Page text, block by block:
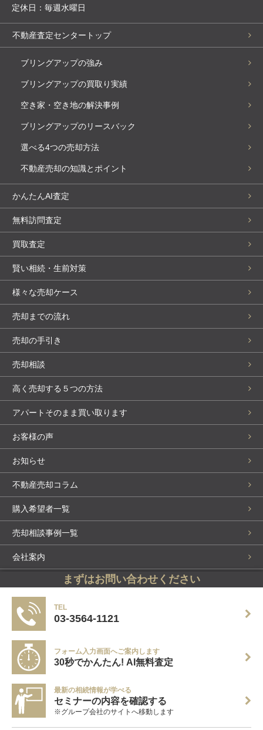
まずはお問い合わせください
TEL
03-3564-1121
フォーム入力画面へご案内します
30秒でかんたん! AI無料査定
最新の相続情報が学べる
セミナーの内容を確認する
※グループ会社のサイトへ移動します
定休日：毎週水曜日
不動産査定センタートップ
ブリングアップの強み
ブリングアップの買取り実績
空き家・空き地の解決事例
ブリングアップのリースバック
選べる4つの売却方法
不動産売却の知識とポイント
かんたんAI査定
無料訪問査定
買取査定
賢い相続・生前対策
様々な売却ケース
売却までの流れ
売却の手引き
売却相談
高く売却する５つの方法
アパートそのまま買い取ります
お客様の声
お知らせ
不動産売却コラム
購入希望者一覧
売却相談事例一覧
会社案内
スタッフ紹介
お問い合わせ・来店予約
個人情報保護方針
サイトマップ
Copyright (C) Century21 Bring Up All Rights Reserved.
センチュリー21加盟店は、すべて独立・自営です。